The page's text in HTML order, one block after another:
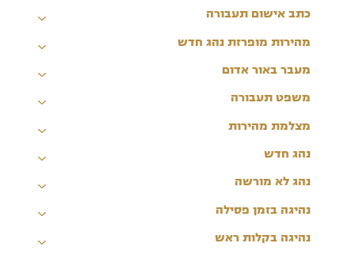
כתב אישום תעבורה
מהירות מופרזת נהג חדש
מעבר באור אדום
משפט תעבורה
מצלמת מהירות
נהג חדש
נהג לא מורשה
נהיגה בזמן פסילה
נהיגה בקלות ראש